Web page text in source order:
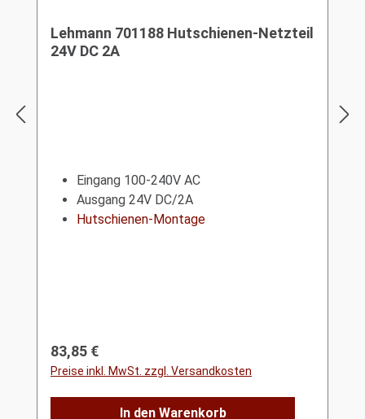
Lehmann 701188 Hutschienen-Netzteil
24V DC 2A
Eingang 100-240V AC
Ausgang 24V DC/2A
Hutschienen-Montage
Regulärer Preis:
83,85 €
Preise inkl. MwSt. zzgl. Versandkosten
In den Warenkorb